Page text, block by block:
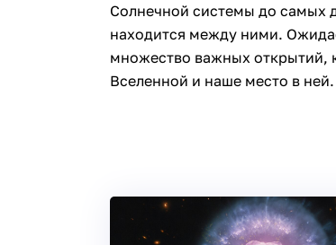
Солнечной системы до самых
находится между ними.
множество важных открытий,
Вселенной и наше место в ней.